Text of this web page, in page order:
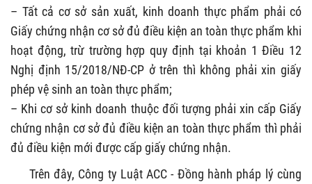
– Tất cả cơ sở sản xuất, kinh doanh thực phẩm phải có
Giấy chứng nhận cơ sở đủ điều kiện an toàn thực phẩm khi
hoạt động, trừ trường hợp quy định tại khoản 1 Điều 12
Nghị định 15/2018/NĐ-CP ở trên thì không phải xin giấy
phép vệ sinh an toàn thực phẩm;
– Khi cơ sở kinh doanh thuộc đối tượng phải xin cấp Giấy
chứng nhận cơ sở đủ điều kiện an toàn thực phẩm thì phải
đủ điều kiện mới được cấp giấy chứng nhận.
Trên đây, Công ty Luật ACC - Đồng hành pháp lý cùng